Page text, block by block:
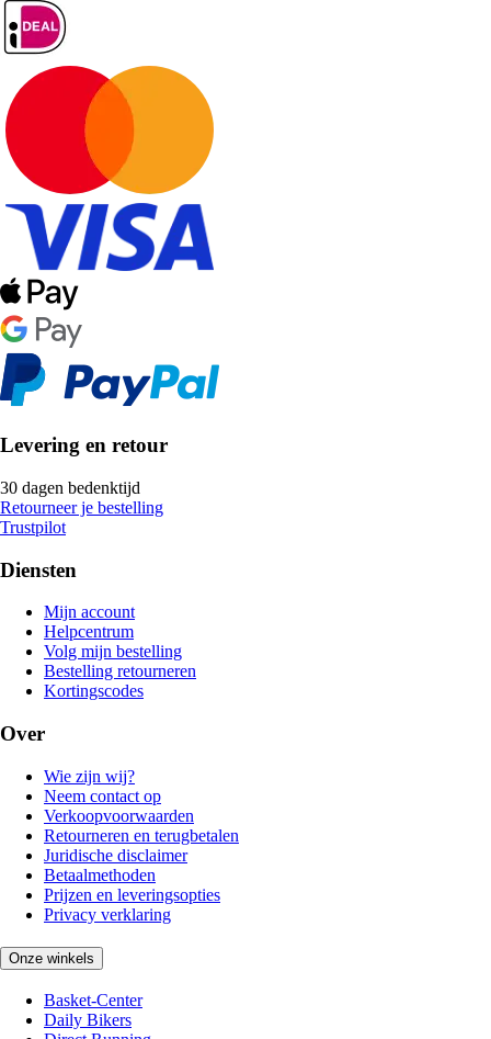
Levering en retour
30 dagen bedenktijd
Retourneer je bestelling
Trustpilot
Diensten
Mijn account
Helpcentrum
Volg mijn bestelling
Bestelling retourneren
Kortingscodes
Over
Wie zijn wij?
Neem contact op
Verkoopvoorwaarden
Retourneren en terugbetalen
Juridische disclaimer
Betaalmethoden
Prijzen en leveringsopties
Privacy verklaring
Onze winkels
Basket-Center
Daily Bikers